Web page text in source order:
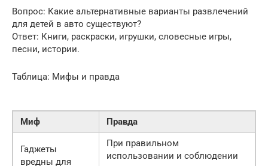
Вопрос: Какие альтернативные варианты развлечений
для детей в авто существуют?
Ответ: Книги, раскраски, игрушки, словесные игры,
песни, истории.
Таблица: Мифы и правда
Миф Правда
Гаджеты
вредны для
При правильном
использовании и соблюдении